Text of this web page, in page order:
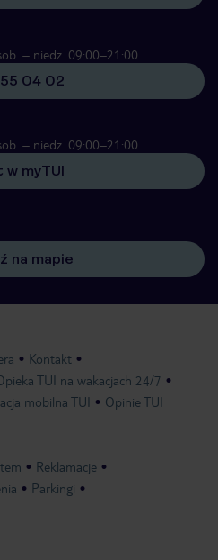
– niedz. 09:00–21:00
04 02
– niedz. 09:00–21:00
w myTUI
na mapie
Kontakt
TUI na wakacjach 24/7
mobilna TUI Opinie TUI
Reklamacje
Parkingi